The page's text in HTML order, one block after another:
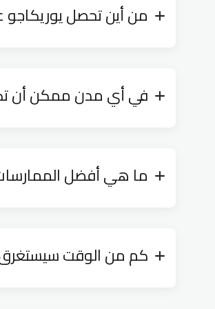
من أين تحصل يوريكاجو
في أي مدن ممكن أن
ما هي أفضل الممارسات
كم من الوقت سيستغرق